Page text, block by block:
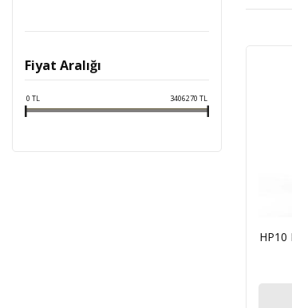
Fiyat Aralığı
0 TL 3406270 TL
HP10